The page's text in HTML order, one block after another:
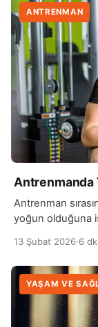
gün boyunca
olabilir. Düzenli
sürdürmeyi de
ANTRENMAN
Antrenmanda
Antrenman
yoğun olduğuna
düzenleme
Bazı insanlar
terleyebilir; bu
ortam sıcaklığı
etkisi ve
13 Şubat 2026·6
YAŞAM VE